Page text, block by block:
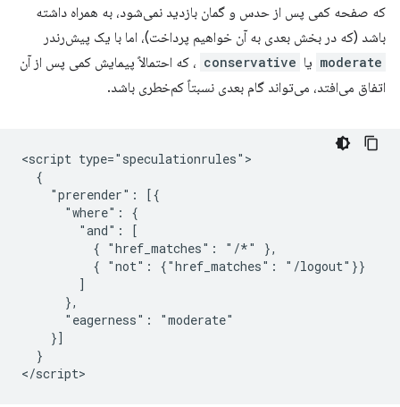
که صفحه کمی پس از حدس و گمان بازدید نمی‌شود، به همراه داشته
باشد (که در بخش بعدی به آن خواهیم پرداخت)، اما با یک پیش‌رندر
moderate ​​یا conservative ، که احتمالاً پیمایش کمی پس از آن
اتفاق می‌افتد، می‌تواند گام بعدی نسبتاً کم‌خطری باشد.
<script type="speculationrules">
  {
    "prerender": [{
      "where": {
        "and": [
          { "href_matches": "/*" },
          { "not": {"href_matches": "/logout"}}
        ]
      },
      "eagerness": "moderate"
    }]
  }